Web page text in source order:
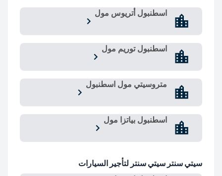
اسطنبول أتريوس مول
اسطنبول توريم مول
متروسيتي مول اسطنبول
اسطنبول بياتزا مول
سيتي سنتر سيتي سنتر لتأجير السيارات